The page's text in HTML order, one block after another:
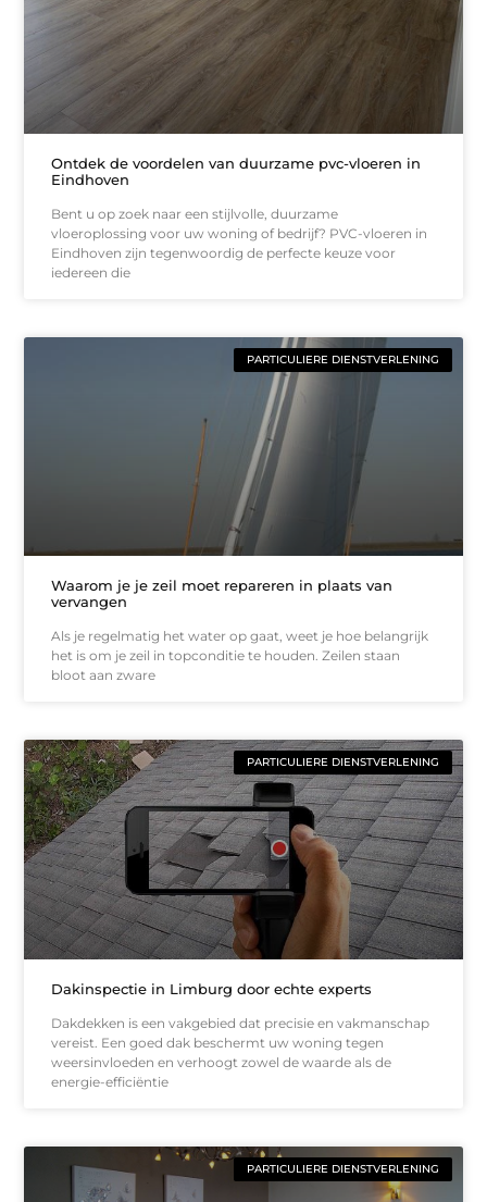
Ontdek de voordelen van duurzame pvc-vloeren in
Eindhoven
Bent u op zoek naar een stijlvolle, duurzame
vloeroplossing voor uw woning of bedrijf? PVC-vloeren in
Eindhoven zijn tegenwoordig de perfecte keuze voor
iedereen die
PARTICULIERE DIENSTVERLENING
Waarom je je zeil moet repareren in plaats van
vervangen
Als je regelmatig het water op gaat, weet je hoe belangrijk
het is om je zeil in topconditie te houden. Zeilen staan
bloot aan zware
PARTICULIERE DIENSTVERLENING
Dakinspectie in Limburg door echte experts
Dakdekken is een vakgebied dat precisie en vakmanschap
vereist. Een goed dak beschermt uw woning tegen
weersinvloeden en verhoogt zowel de waarde als de
energie-efficiëntie
PARTICULIERE DIENSTVERLENING